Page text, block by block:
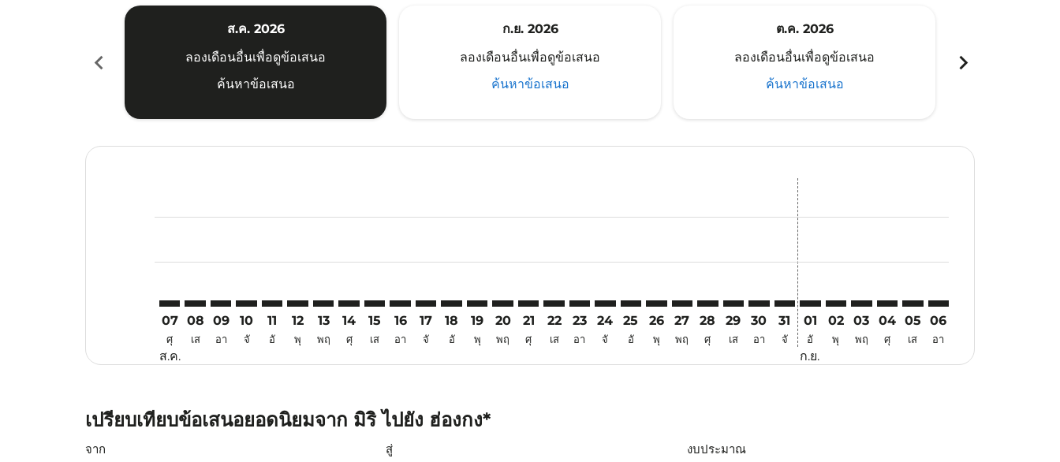
chevron_left
ส.ค. 2026
ลองเดือนอื่นเพื่อดูข้อเสนอ
ค้นหาข้อเสนอ
ก.ย. 2026
ลองเดือนอื่นเพื่อดูข้อเสนอ
ค้นหาข้อเสนอ
ต.ค. 2026
ลองเดือนอื่นเพื่อดูข้อเสนอ
ค้นหาข้อเสนอ
chevron_right
07
ศุ
ส.ค.
08
เส
09
อา
10
จั
11
อั
12
พุ
13
พฤ
14
ศุ
15
เส
16
อา
17
จั
18
อั
19
พุ
MYY–HKG: cmp-view-offers-disclaimer. ค้นหาข้อเสนอ
20
พฤ
MYY–HKG: cmp-view-offers-disclaimer. ค้นหาข้อเสนอ
21
ศุ
MYY–HKG: cmp-view-offers-disclaimer. ค้นหาข้อเสนอ
22
เส
MYY–HKG: cmp-view-offers-disclaimer. ค้นหาข้อเสนอ
23
อา
MYY–HKG: cmp-view-offers-disclaimer. ค้นหาข้อเสนอ
24
จั
MYY–HKG: cmp-view-offers-disclaimer. ค้นหาข้อเสนอ
25
อั
MYY–HKG: cmp-view-offers-disclaimer. ค้นหาข้อเสนอ
26
พุ
MYY–HKG: cmp-view-offers-disclaimer. ค้นหาข้อเสนอ
27
พฤ
MYY–HKG: cmp-view-offers-disclaimer. ค้นหาข้อเสนอ
28
ศุ
MYY–HKG: cmp-view-offers-disclaimer. ค้นหาข้อเสนอ
29
เส
MYY–HKG: cmp-view-offers-disclaimer. ค้นหาข้อเสนอ
30
อา
MYY–HKG: cmp-view-offers-disclaimer. ค้นหาข้อ
31
จั
01
อั
ก.ย.
02
พุ
03
พฤ
04
ศุ
05
เส
06
อา
เปรียบเทียบข้อเสนอยอดนิยมจาก มิริ ไปยัง ฮ่องกง*
จาก สู่ งบประมาณ